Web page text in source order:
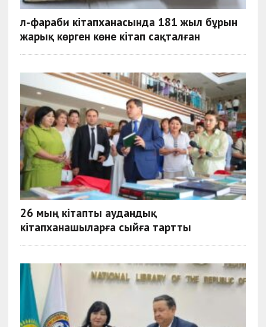
Әл-фараби кітапханасында 181 жыл бұрын
жарық көрген көне кітап сақталған
26 мың кітапты аудандық
кітапханашыларға сыйға тартты